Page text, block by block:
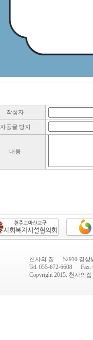
작성자
자동글 방지
내용
천사의 집 52910 경상
Tel. 055-672-6608 Fax.
Copyright 2015. 천사의집